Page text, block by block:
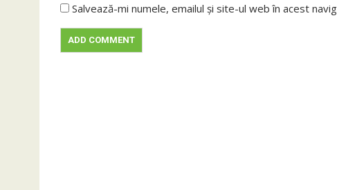
Salvează-mi numele, emailul și site-ul web în acest